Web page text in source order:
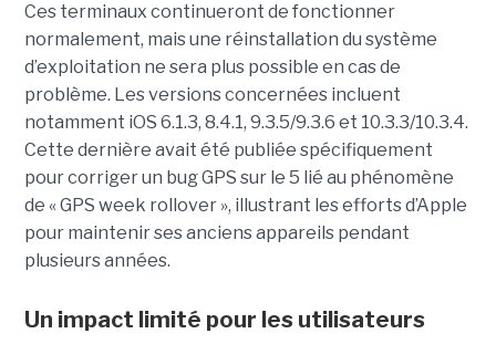
Ces terminaux continueront de fonctionner
normalement, mais une réinstallation du système
d’exploitation ne sera plus possible en cas de
problème. Les versions concernées incluent
notamment iOS 6.1.3, 8.4.1, 9.3.5/9.3.6 et 10.3.3/10.3.4.
Cette dernière avait été publiée spécifiquement
pour corriger un bug GPS sur le 5 lié au phénomène
de « GPS week rollover », illustrant les efforts d’Apple
pour maintenir ses anciens appareils pendant
plusieurs années.
Un impact limité pour les utilisateurs